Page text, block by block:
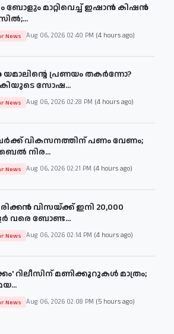
ബോളും മാറ്റിവെച്ച് ഇഷാൻ കിഷൻ
News Aug 06, 2026 02:40 PM (4 hours ago)
യമാലിന്റെ പ്രണയം തകർന്നോ?
സോഷ...
News Aug 06, 2026 02:28 PM (4 hours ago)
വികസനത്തിന് പണം വേണം;
നിര...
News Aug 06, 2026 02:21 PM (4 hours ago)
വിസയ്ക്ക് ഇനി 20,000
വരെ ബോണ്ട...
News Aug 06, 2026 02:14 PM (4 hours ago)
റിലീസിന് മണിക്കൂറുകൾ മാത്രം;
News Aug 06, 2026 02:08 PM (5 hours ago)